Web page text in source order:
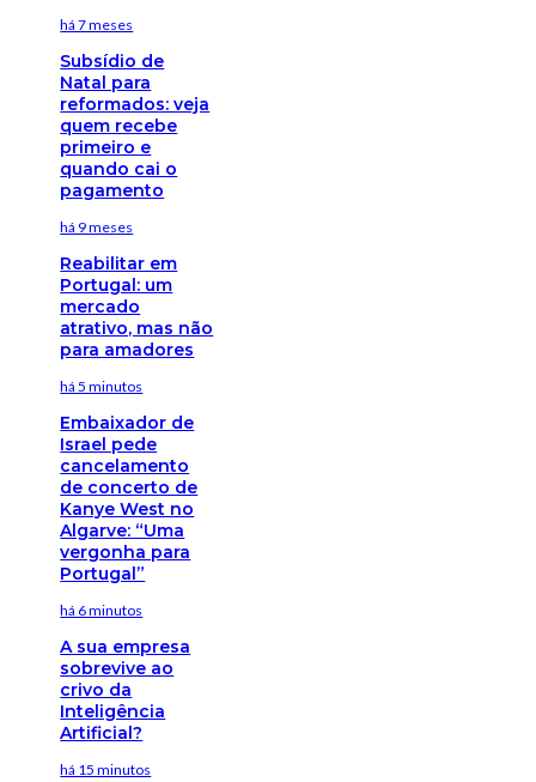
há 7 meses
Subsídio de
Natal para
reformados: veja
quem recebe
primeiro e
quando cai o
pagamento
há 9 meses
Reabilitar em
Portugal: um
mercado
atrativo, mas não
para amadores
há 5 minutos
Embaixador de
Israel pede
cancelamento
de concerto de
Kanye West no
Algarve: “Uma
vergonha para
Portugal”
há 6 minutos
A sua empresa
sobrevive ao
crivo da
Inteligência
Artificial?
há 15 minutos